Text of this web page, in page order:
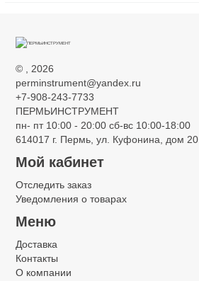
©
, 2026
perminstrument@yandex.ru
+7-908-243-7733
ПЕРМЬИНСТРУМЕНТ
пн- пт 10:00 - 20:00 сб-вс 10:00-18:00
614017 г. Пермь, ул. Куфонина, дом 20.
Мой кабинет
Отследить заказ
Уведомления о товарах
Меню
Доставка
Контакты
О компании